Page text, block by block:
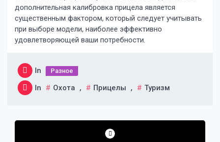
дополнительная калибровка прицела является
существенным фактором, который следует учитывать
при выборе модели, наиболее эффективно
удовлетворяющей ваши потребности.
In Разное
In Охота , Прицелы , Туризм
Навигация